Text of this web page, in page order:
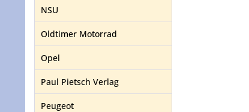
NSU
Oldtimer Motorrad
Opel
Paul Pietsch Verlag
Peugeot